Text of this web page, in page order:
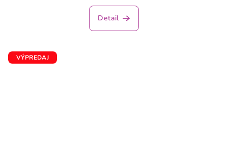
hodnotenie
produktu
Detail
VÝPREDAJ